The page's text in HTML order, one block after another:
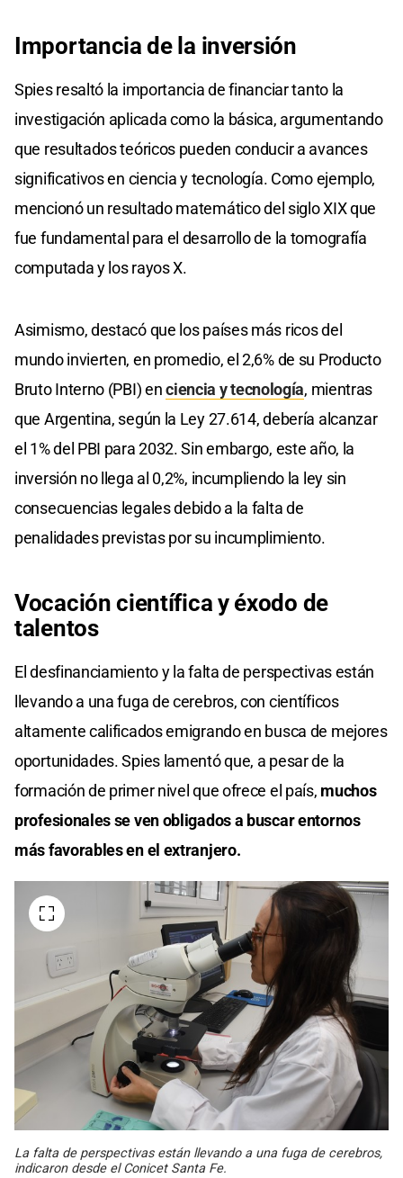
Importancia de la inversión
Spies resaltó la importancia de financiar tanto la
investigación aplicada como la básica, argumentando
que resultados teóricos pueden conducir a avances
significativos en ciencia y tecnología. Como ejemplo,
mencionó un resultado matemático del siglo XIX que
fue fundamental para el desarrollo de la tomografía
computada y los rayos X.
Asimismo, destacó que los países más ricos del
mundo invierten, en promedio, el 2,6% de su Producto
Bruto Interno (PBI) enciencia y tecnología, mientras
que Argentina, según la Ley 27.614, debería alcanzar
el 1% del PBI para 2032. Sin embargo, este año, la
inversión no llega al 0,2%, incumpliendo la ley sin
consecuencias legales debido a la falta de
penalidades previstas por su incumplimiento.​
Vocación científica y éxodo de
talentos
El desfinanciamiento y la falta de perspectivas están
llevando a una fuga de cerebros, con científicos
altamente calificados emigrando en busca de mejores
oportunidades. Spies lamentó que, a pesar de la
formación de primer nivel que ofrece el país, muchos
profesionales se ven obligados a buscar entornos
más favorables en el extranjero.
La falta de perspectivas están llevando a una fuga de cerebros,
indicaron desde el Conicet Santa Fe.